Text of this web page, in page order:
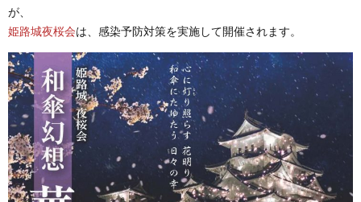
が、
姫路城夜桜会は、感染予防対策を実施して開催されます。